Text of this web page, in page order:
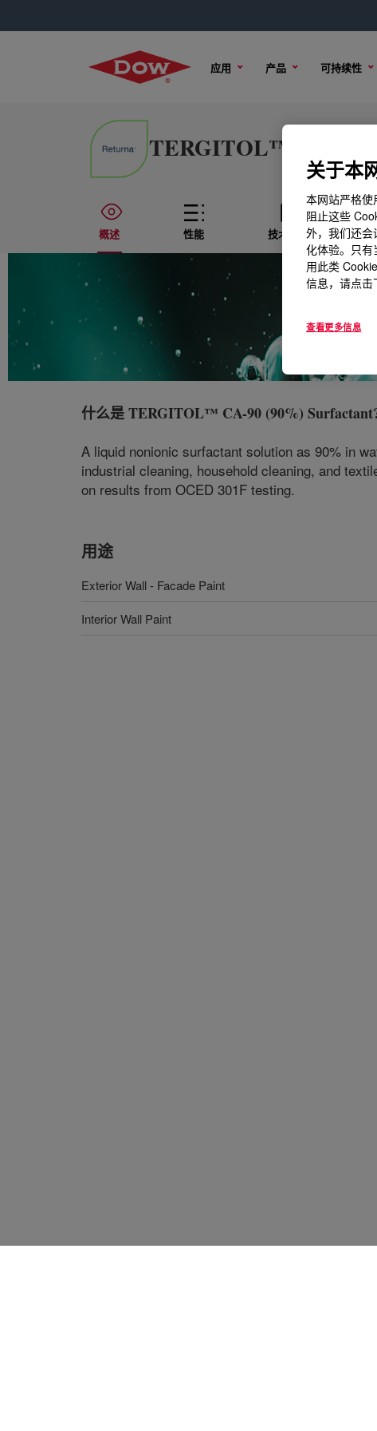
应用 产品 可持续性
TERGITOL™ CA-90
概述 性能 技术内容
什么是TERGITOL™ CA-90 (90%) Surfactant
A liquid nonionic surfactant solution as 90% in
industrial cleaning, household cleaning, and
on results from OCED 301F testing.
用途
Exterior Wall - Facade Paint
Interior Wall Paint
关于本
本网站严格
阻止这些
外，我们还
化体验。只有
用此类
信息，请点击
查看更多信息